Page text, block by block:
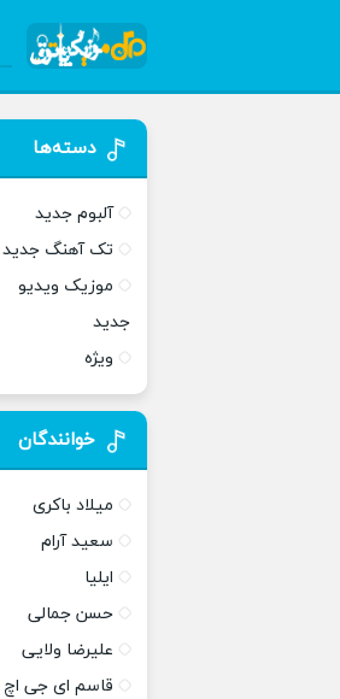
دسته‌ها
آلبوم جدید
تک آهنگ جدید
موزیک ویدیو
جدید
ویژه
خوانندگان
میلاد باکری
سعید آرام
ایلیا
حسن جمالی
علیرضا ولایی
قاسم ای جی اچ